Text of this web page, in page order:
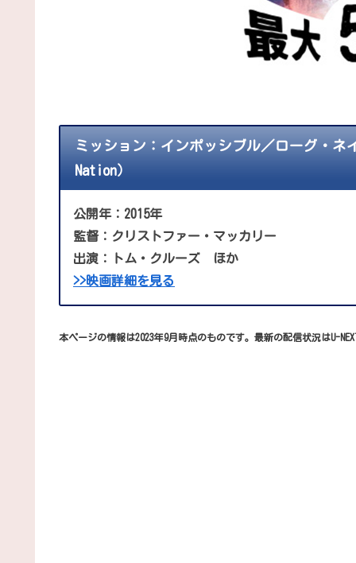
ミッション：インポッシブル／ローグ・
Nation）
公開年：2015年
監督：クリストファー・マッカリー
出演：トム・クルーズ ほか
>>映画詳細を見る
本ページの情報は2023年9月時点のものです。最新の配信状況はU-